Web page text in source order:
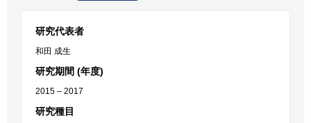
研究代表者
和田 成生
研究期間 (年度)
2015 – 2017
研究種目